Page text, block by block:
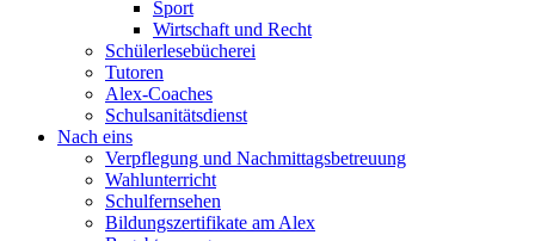
Sport
Wirtschaft und Recht
Schülerlesebücherei
Tutoren
Alex-Coaches
Schulsanitätsdienst
Nach eins
Verpflegung und Nachmittagsbetreuung
Wahlunterricht
Schulfernsehen
Bildungszertifikate am Alex